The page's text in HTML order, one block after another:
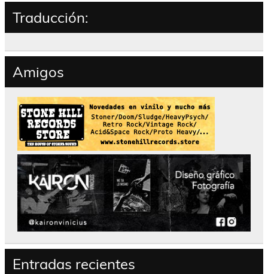
Traducción:
Amigos
Entradas recientes